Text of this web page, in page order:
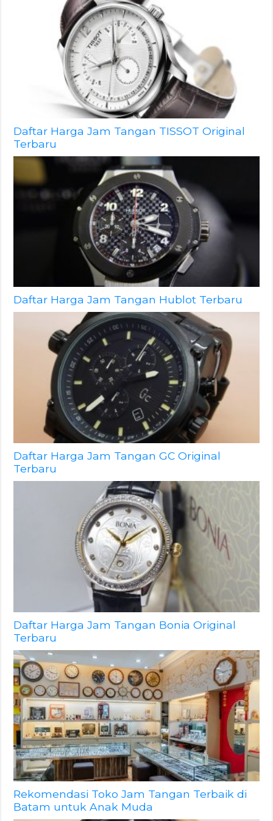
Daftar Harga Jam Tangan TISSOT Original
Terbaru
Daftar Harga Jam Tangan Hublot Terbaru
Daftar Harga Jam Tangan GC Original
Terbaru
Daftar Harga Jam Tangan Bonia Original
Terbaru
Rekomendasi Toko Jam Tangan Terbaik di
Batam untuk Anak Muda